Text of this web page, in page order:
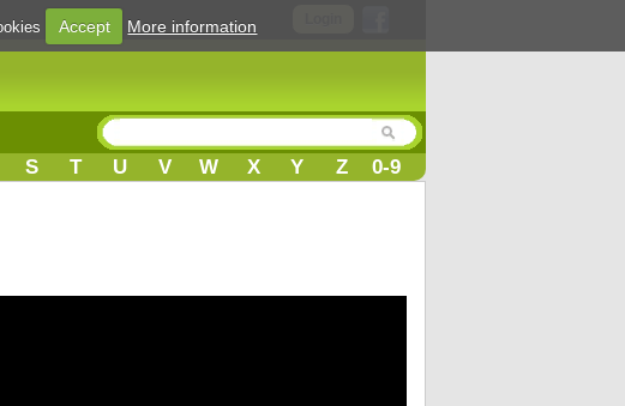
S T U V W X Y Z 0-9
Accept More information